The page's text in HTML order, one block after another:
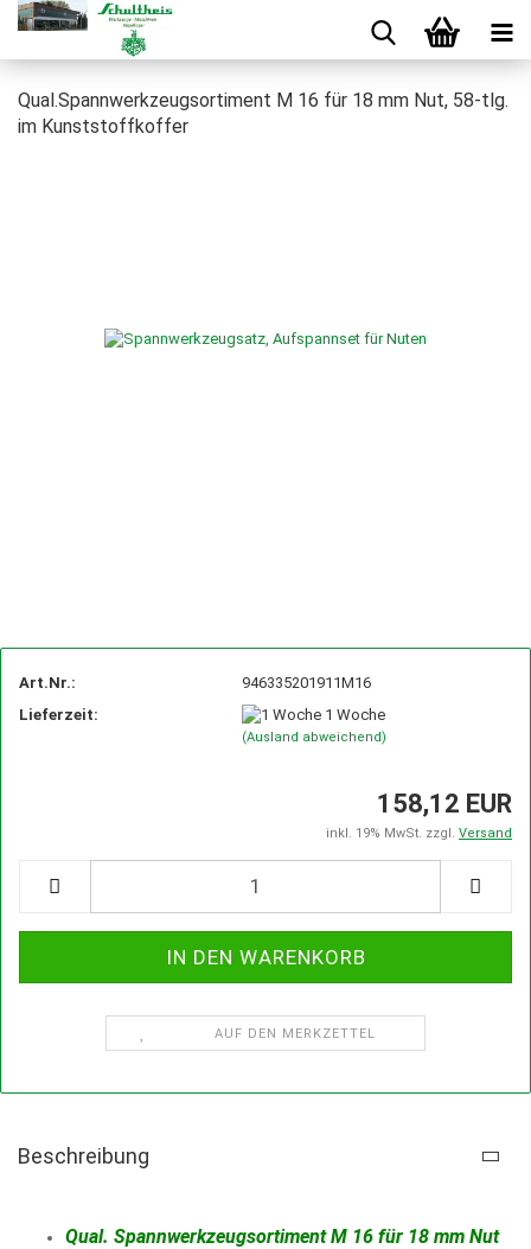
Qual.Spannwerkzeugsortiment M 16 für 18 mm Nut, 58-tlg.
im Kunststoffkoffer
Art.Nr.:
946335201911M16
Lieferzeit:
1 Woche
(Ausland abweichend)
158,12 EUR
inkl. 19% MwSt. zzgl. Versand
AUF DEN MERKZETTEL
Beschreibung
Qual. Spannwerkzeugsortiment M 16 für 18 mm Nut